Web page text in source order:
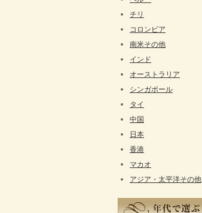
チリ
コロンビア
南米その他
インド
オーストラリア
シンガポール
タイ
中国
日本
香港
マカオ
アジア・太平洋その他